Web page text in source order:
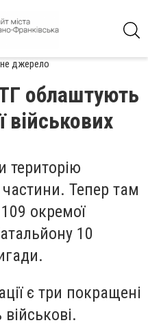
джерело
облаштують
військових
територію
частини. Тепер там
окремої
10
є три покращені